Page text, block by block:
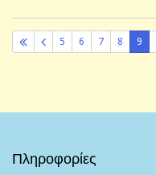
5 6 7 8 9
Πληροφορίες